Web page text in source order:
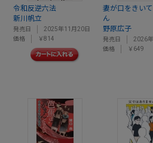
令和反逆六法
新川帆立
発売日
2025年11月20日
価格
￥814
妻が口をきい
ん
野原広子
発売日
2026
価格
￥649